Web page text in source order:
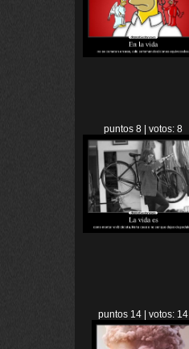
puntos 8 | votos: 8
puntos 14 | votos: 14